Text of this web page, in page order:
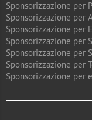
Sponsorizzazione per
Sponsorizzazione per
Sponsorizzazione per
Sponsorizzazione per
Sponsorizzazione per
Sponsorizzazione per
Sponsorizzazione per